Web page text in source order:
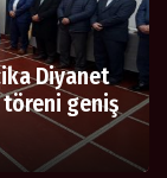
Diyanet
töreni geniş